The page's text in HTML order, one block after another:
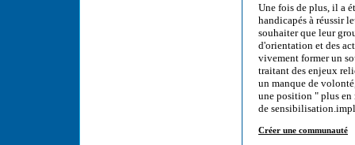
Une fois de plus, il a
handicapés à réussir
souhaiter que leur
d'orientation et des
vivement former un
traitant des enjeux
un manque de
une position " plus en
de
Créer une communauté